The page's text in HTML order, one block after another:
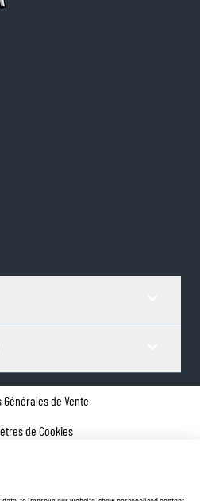
de Vente
de Cookies